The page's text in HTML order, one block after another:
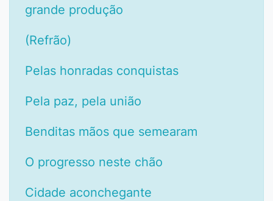
grande produção
(Refrão)
Pelas honradas conquistas
Pela paz, pela união
Benditas mãos que semearam
O progresso neste chão
Cidade aconchegante